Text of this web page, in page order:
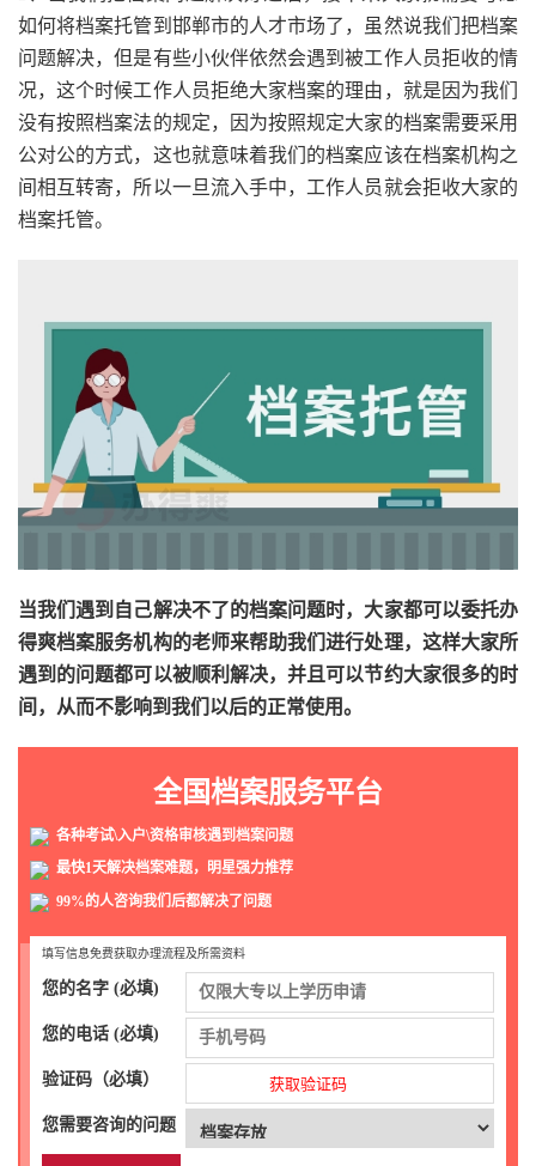
如何将档案托管到邯郸市的人才市场了，虽然说我们把档案
问题解决，但是有些小伙伴依然会遇到被工作人员拒收的情
况，这个时候工作人员拒绝大家档案的理由，就是因为我们
没有按照档案法的规定，因为按照规定大家的档案需要采用
公对公的方式，这也就意味着我们的档案应该在档案机构之
间相互转寄，所以一旦流入手中，工作人员就会拒收大家的
档案托管。
当我们遇到自己解决不了的档案问题时，大家都可以委托办
得爽档案服务机构的老师来帮助我们进行处理，这样大家所
遇到的问题都可以被顺利解决，并且可以节约大家很多的时
间，从而不影响到我们以后的正常使用。
全国档案服务平台
各种考试\入户\资格审核遇到档案问题
最快1天解决档案难题，明星强力推荐
99%的人咨询我们后都解决了问题
填写信息免费获取办理流程及所需资料
您的名字 (必填)
您的电话 (必填)
验证码（必填） 获取验证码
您需要咨询的问题